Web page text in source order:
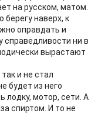
на русском, матом.
берегу наверх, к
оправдать и
справедливости ни в
вырастают
и не стал
будет из него
лодку, мотор, сети. А
спиртом. И то не